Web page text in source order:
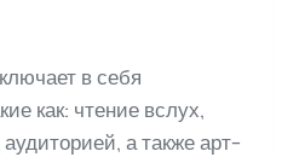
в себя
как: чтение вслух,
а также арт-